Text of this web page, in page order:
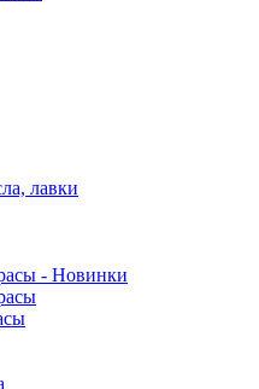
лавки
- Новинки